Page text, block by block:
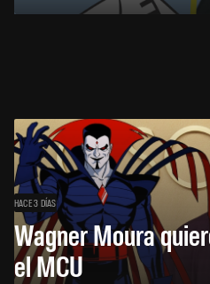
HACE 3 DÍAS
Wagner Moura
el MCU